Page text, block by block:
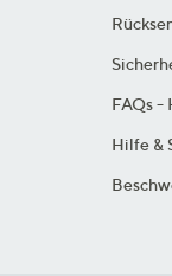
FAQs -
Hilfe &